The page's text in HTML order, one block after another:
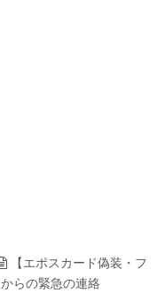
【エポスカード偽装・フ
らの緊急の連絡